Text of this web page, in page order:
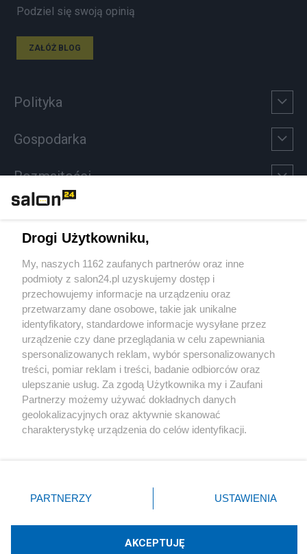
Podziel się swoją opinią
ZAŁÓŻ BLOG
Polityka
Gospodarka
Rozmaitości
Sport
Społeczeństwo
Kultura
X Facebook Instagram Youtube
Drogi Użytkowniku,
My, naszych 1162 zaufanych partnerów oraz inne
podmioty z salon24.pl uzyskujemy dostęp i
przechowujemy informacje na urządzeniu oraz
przetwarzamy dane osobowe, takie jak unikalne
identyfikatory, standardowe informacje wysyłane przez
urządzenie czy dane przeglądania w celu zapewniania
spersonalizowanych reklam, wybór spersonalizowanych
treści, pomiar reklam i treści, badanie odbiorców oraz
ulepszanie usług. Za zgodą Użytkownika my i Zaufani
Partnerzy możemy używać dokładnych danych
geolokalizacyjnych oraz aktywnie skanować
charakterystykę urządzenia do celów identyfikacji.
zmienić/wycofać klikając przycisk ustawień prywatności
znajdujący się w lewym dolnym rogu strony
rodzaje przetwarzania danych nie wymagają zgody
użytkownika, ale masz prawo sprzeciwić się takiemu
PARTNERZY USTAWIENIA
AKCEPTUJĘ